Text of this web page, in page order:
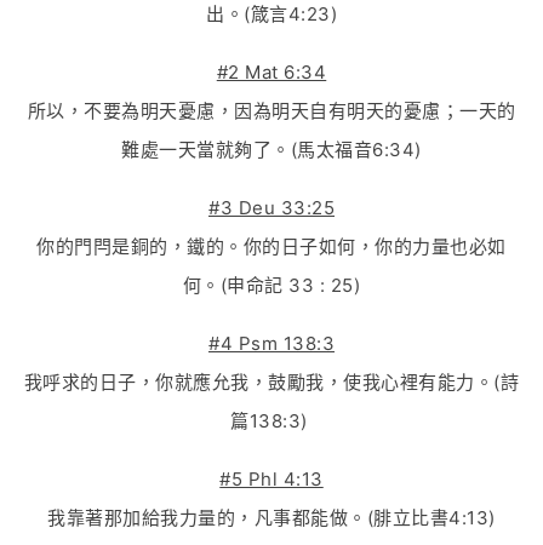
出。(箴言4:23)
#2 Mat 6:34
所以，不要為明天憂慮，因為明天自有明天的憂慮；一天的
難處一天當就夠了。(馬太福音6:34)
#3 Deu 33:25
你的門閂是銅的，鐵的。你的日子如何，你的力量也必如
何。(申命記 33 : 25)
#4 Psm 138:3
我呼求的日子，你就應允我，鼓勵我，使我心裡有能力。(詩
篇138:3)
#5 Phl 4:13
我靠著那加給我力量的，凡事都能做。(腓立比書4:13)